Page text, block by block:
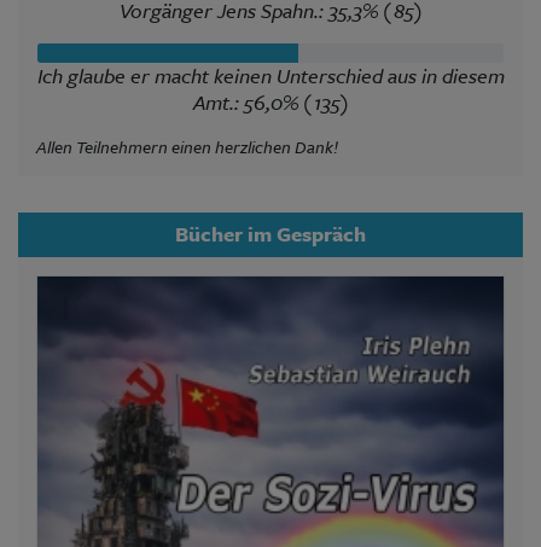
Vorgänger Jens Spahn.: 35,3% (85)
Ich glaube er macht keinen Unterschied aus in diesem
Amt.: 56,0% (135)
Allen Teilnehmern einen herzlichen Dank!
Bücher im Gespräch